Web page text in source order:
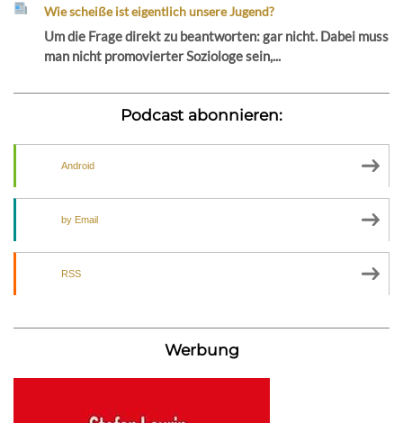
Wie scheiße ist eigentlich unsere Jugend?
Um die Frage direkt zu beantworten: gar nicht. Dabei muss
man nicht promovierter Soziologe sein,...
Podcast abonnieren:
Android
by Email
RSS
Werbung